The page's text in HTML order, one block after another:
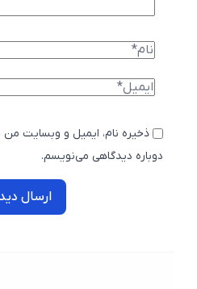
ذخیره نام، ایمیل و وبسایت من در
دوباره دیدگاهی می‌نویسم.
ارسال دیدگاه